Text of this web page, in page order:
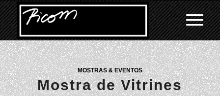
MOSTRAS & EVENTOS
Mostra de Vitrines